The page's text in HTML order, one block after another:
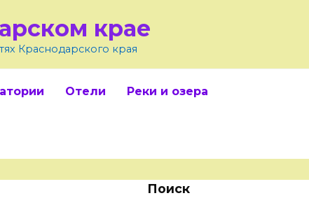
крае
Краснодарского края
Отели Реки и озера
Поиск